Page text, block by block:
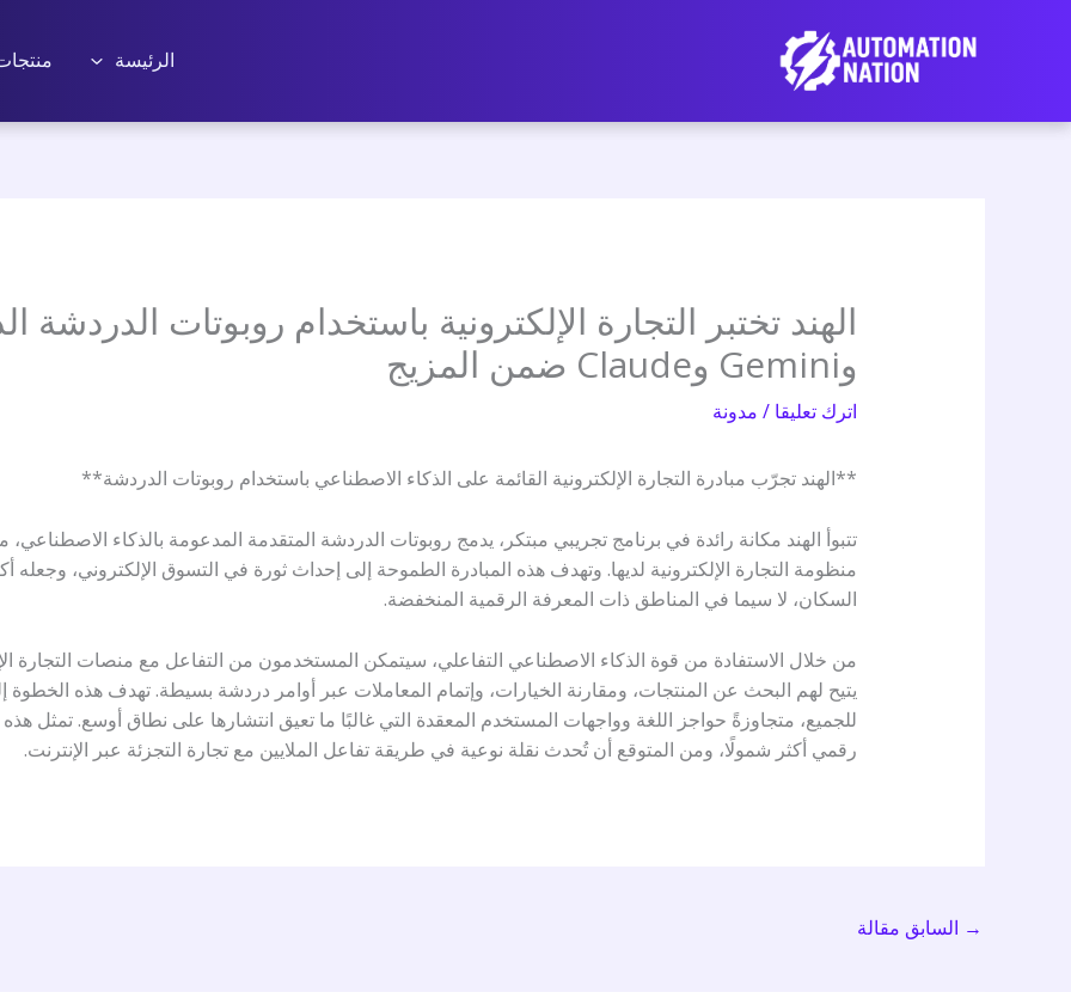
الرئيسة
وGemini وClaude ضمن المزيج
اترك تعليقا / مدونة
**الهند تجرّب مبادرة التجارة الإلكترونية القائمة على الذكاء الاصطناعي باستخدام روبوتات الدردشة**
منظومة التجارة الإلكترونية لديها. وتهدف هذه المبادرة الطموحة إلى إحداث ثورة في التسوق الإلكتروني،
السكان، لا سيما في المناطق ذات المعرفة الرقمية المنخفضة.
من خلال الاستفادة من قوة الذكاء الاصطناعي التفاعلي، سيتمكن المستخدمون من التفاعل مع منصات التجارة
يتيح لهم البحث عن المنتجات، ومقارنة الخيارات، وإتمام المعاملات عبر أوامر دردشة بسيطة. تهدف هذه الخطوة
للجميع، متجاوزةً حواجز اللغة وواجهات المستخدم المعقدة التي غالبًا ما تعيق انتشارها على نطاق أوسع. تمثل
رقمي أكثر شمولًا، ومن المتوقع أن تُحدث نقلة نوعية في طريقة تفاعل الملايين مع تجارة التجزئة عبر الإنترنت.
→ السابق مقالة